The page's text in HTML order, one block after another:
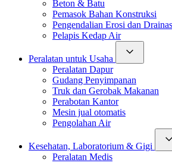
Beton & Batu
Pemasok Bahan Konstruksi
Pengendalian Erosi dan
Pelapis Kedap Air
Peralatan untuk Usaha
Peralatan Dapur
Gudang Penyimpanan
Truk dan Gerobak Makanan
Perabotan Kantor
Mesin jual otomatis
Pengolahan Air
Kesehatan, Laboratorium & Gigi
Peralatan Medis